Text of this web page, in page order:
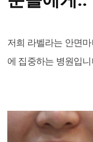
저희 라벨라는 안면
에 집중하는 병원입니